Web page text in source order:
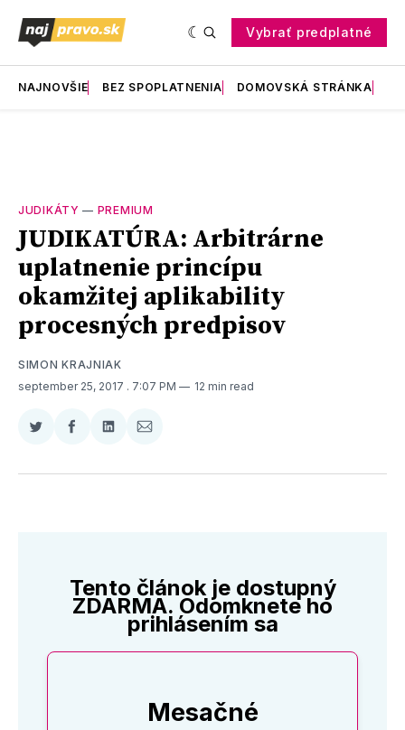
Vybrať predplatné
NAJNOVŠIE BEZ SPOPLATNENIA DOMOVSKÁ STRÁNKA
JUDIKÁTY — PREMIUM
JUDIKATÚRA: Arbitrárne
uplatnenie princípu
okamžitej aplikability
procesných predpisov
SIMON KRAJNIAK
september 25, 2017 . 7:07 PM 12 min read
Zdieľať
Twitter
Zdieľať
Facebooku
Zdieľať
LinkedIne
Zdieľať
E-
Tento článok je dostupný
ZDARMA. Odomknete ho
prihlásením sa
Mesačné